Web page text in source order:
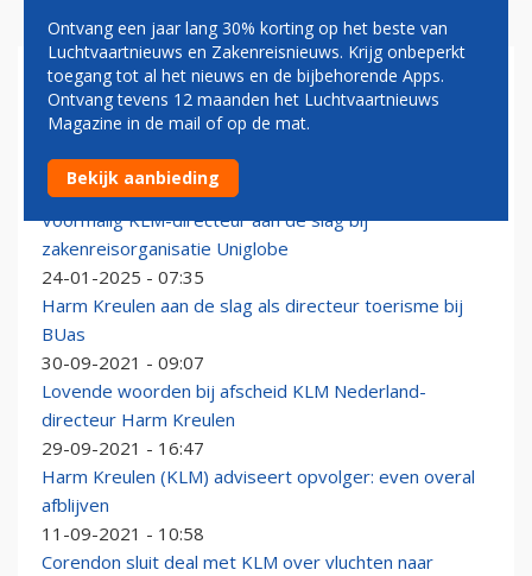
HARM KREULEN
Zo maakt KLM inflight entertainment
06-04-2026 - 14:18
Voormalig KLM-directeur aan de slag bij
zakenreisorganisatie Uniglobe
24-01-2025 - 07:35
Harm Kreulen aan de slag als directeur toerisme bij
BUas
30-09-2021 - 09:07
Lovende woorden bij afscheid KLM Nederland-
directeur Harm Kreulen
29-09-2021 - 16:47
Harm Kreulen (KLM) adviseert opvolger: even overal
afblijven
11-09-2021 - 10:58
Corendon sluit deal met KLM over vluchten naar
Ontvang een jaar lang 30% korting op het beste van
Luchtvaartnieuws en Zakenreisnieuws. Krijg onbeperkt
toegang tot al het nieuws en de bijbehorende Apps.
Ontvang tevens 12 maanden het Luchtvaartnieuws
Magazine in de mail of op de mat.
Bekijk aanbieding